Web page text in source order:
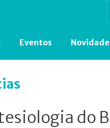
Eventos
do